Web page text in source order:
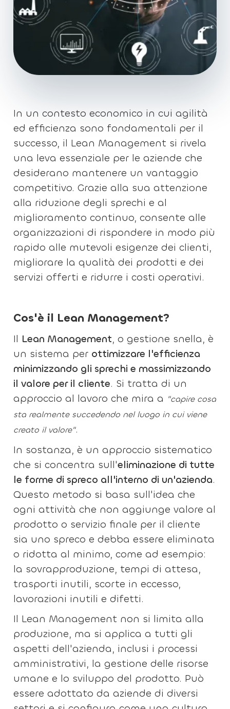
In un contesto economico in cui agilità
ed efficienza sono fondamentali per il
successo, il Lean Management si rivela
una leva essenziale per le aziende che
desiderano mantenere un vantaggio
competitivo. Grazie alla sua attenzione
alla riduzione degli sprechi e al
miglioramento continuo, consente alle
organizzazioni di rispondere in modo più
rapido alle mutevoli esigenze dei clienti,
migliorare la qualità dei prodotti e dei
servizi offerti e ridurre i costi operativi.
Cos'è il Lean Management?
Il Lean Management, o gestione snella, è
un sistema per ottimizzare l'efficienza
minimizzando gli sprechi e massimizzando
il valore per il cliente. Si tratta di un
approccio al lavoro che mira a "capire cosa
sta realmente succedendo nel luogo in cui viene
creato il valore".
In sostanza, è un approccio sistematico
che si concentra sull'eliminazione di tutte
le forme di spreco all'interno di un'azienda.
Questo metodo si basa sull'idea che
ogni attività che non aggiunge valore al
prodotto o servizio finale per il cliente
sia uno spreco e debba essere eliminata
o ridotta al minimo, come ad esempio:
la sovrapproduzione, tempi di attesa,
trasporti inutili, scorte in eccesso,
lavorazioni inutili e difetti.
Il Lean Management non si limita alla
produzione, ma si applica a tutti gli
aspetti dell'azienda, inclusi i processi
amministrativi, la gestione delle risorse
umane e lo sviluppo del prodotto. Può
essere adottato da aziende di diversi